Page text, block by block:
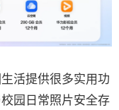
活提供很多实用功
园日常照片安全存